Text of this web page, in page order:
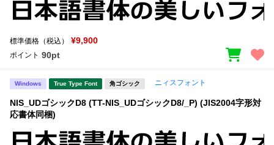
標準価格（税込） ¥9,900
ポイント 90pt
Windows True Type Font 角ゴシック ニィスフォント
NIS_UDゴシックD8 (TT-NIS_UDゴシックD8/_P) (JIS2004字形対
応書体同梱)